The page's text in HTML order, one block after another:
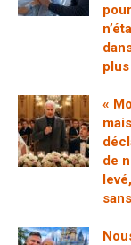
«
de